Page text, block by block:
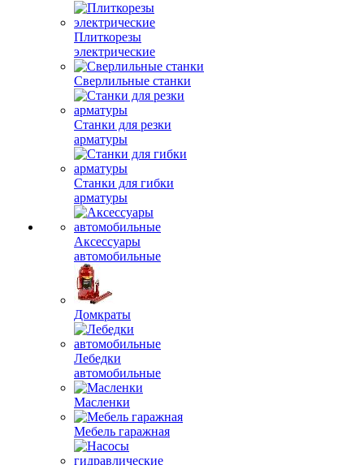
Станки для заточки
цепей
Точильные станки
Плиткорезы
электрические
Сверлильные станки
Станки для резки
арматуры
Станки для гибки
арматуры
Аксессуары
автомобильные
Домкраты
Лебедки
автомобильные
Масленки
Мебель гаражная